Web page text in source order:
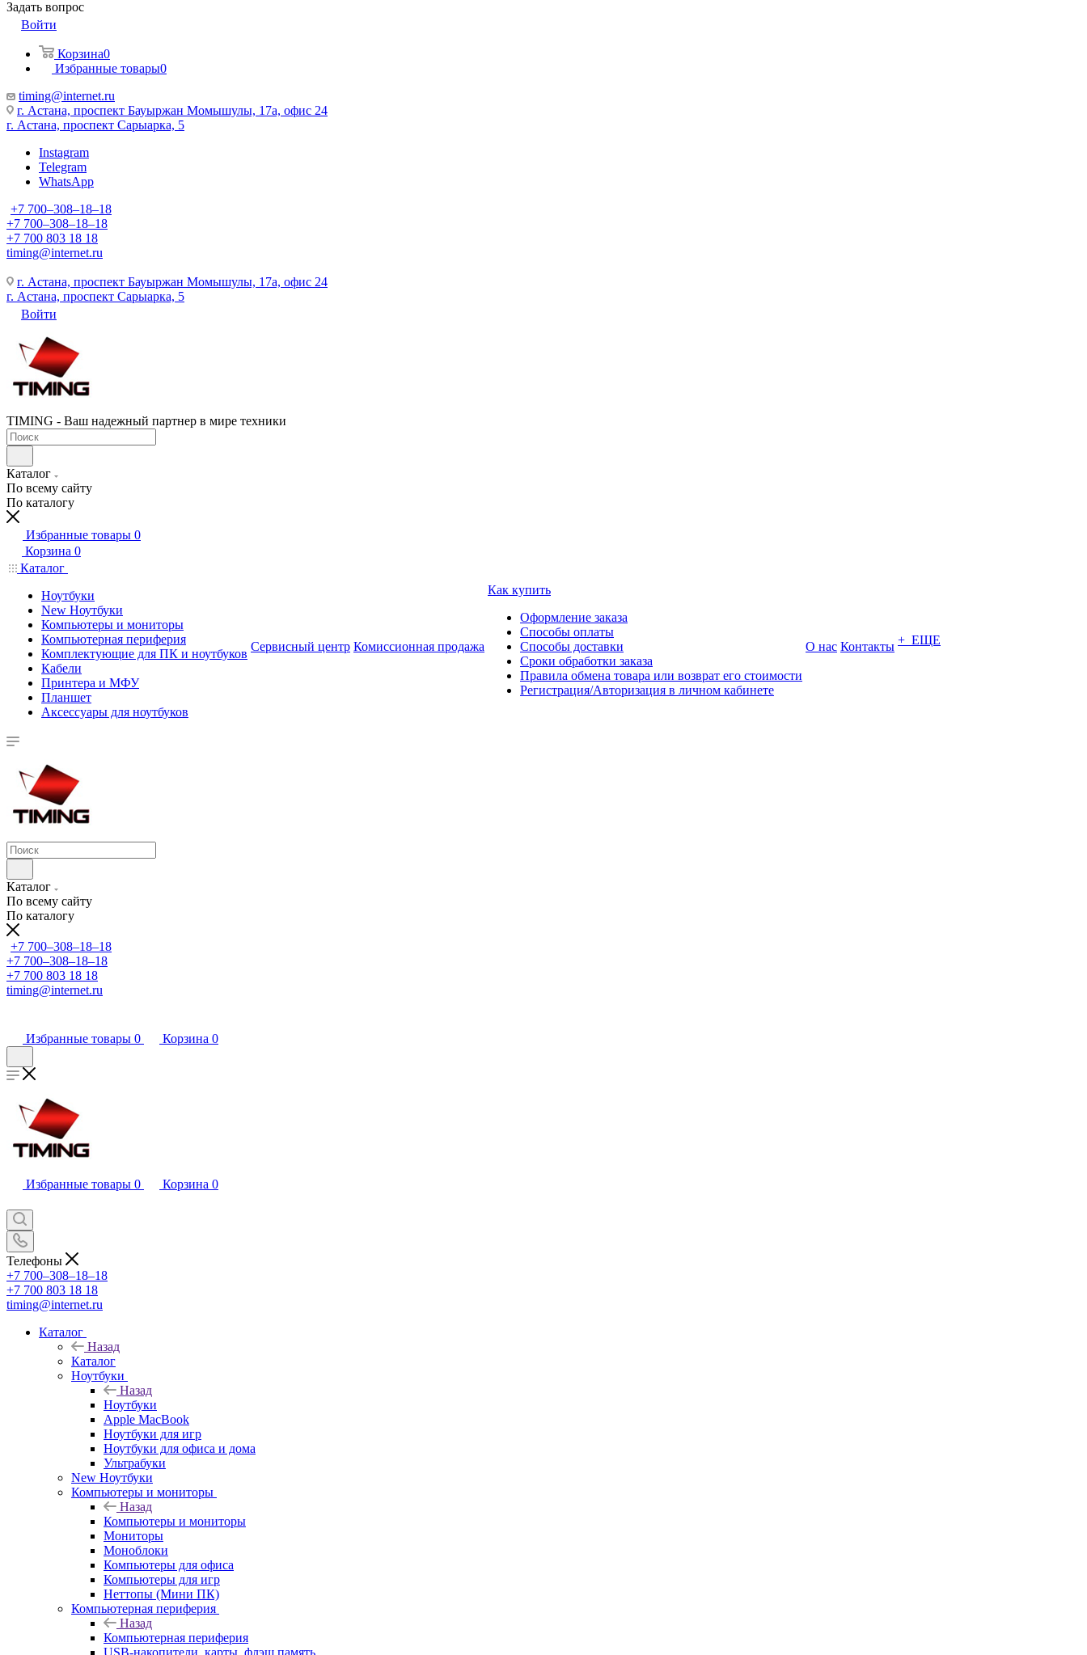
Задать вопрос
Войти
Корзина0
Избранные товары0
timing@internet.ru
г. Астана, проспект Бауыржан Момышулы, 17а, офис 24
г. Астана, проспект Сарыарка, 5
Instagram
Telegram
WhatsApp
+7 700‒308‒18‒18
+7 700‒308‒18‒18
+7 700 803 18 18
timing@internet.ru
г. Астана, проспект Бауыржан Момышулы, 17а, офис 24
г. Астана, проспект Сарыарка, 5
Войти
TIMING - Ваш надежный партнер в мире техники
Каталог
По всему сайту
По каталогу
Избранные товары 0
Корзина 0
Каталог
Ноутбуки
New Ноутбуки
Компьютеры и мониторы
Компьютерная периферия
Комплектующие для ПК и ноутбуков
Кабели
Принтера и МФУ
Планшет
Аксессуары для ноутбуков
Сервисный центр Комиссионная продажа
Как купить
Оформление заказа
Способы оплаты
Способы доставки
Сроки обработки заказа
Правила обмена товара или возврат его стоимости
Регистрация/Авторизация в личном кабинете
О нас Контакты + ЕЩЕ
Каталог
По всему сайту
По каталогу
+7 700‒308‒18‒18
+7 700‒308‒18‒18
+7 700 803 18 18
timing@internet.ru
Избранные товары 0 Корзина 0
Избранные товары 0 Корзина 0
Телефоны
+7 700‒308‒18‒18
+7 700 803 18 18
timing@internet.ru
Каталог
Назад
Каталог
Ноутбуки
Назад
Ноутбуки
Apple MacBook
Ноутбуки для игр
Ноутбуки для офиса и дома
Ультрабуки
New Ноутбуки
Компьютеры и мониторы
Назад
Компьютеры и мониторы
Мониторы
Моноблоки
Компьютеры для офиса
Компьютеры для игр
Неттопы (Мини ПК)
Компьютерная периферия
Назад
Компьютерная периферия
USB-накопители, карты, флэш память